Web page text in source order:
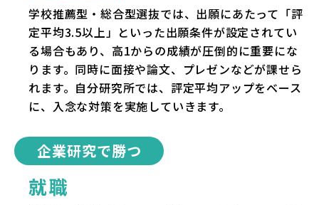
学校推薦型・総合型選抜では、出願にあたって「評
定平均3.5以上」といった出願条件が設定されてい
る場合もあり、高1からの成績が圧倒的に重要にな
ります。同時に面接や論文、プレゼンなどが課せら
れます。自分研究所では、評定平均アップをベース
に、入念な対策を実施していきます。
企業研究で勝つ
就職